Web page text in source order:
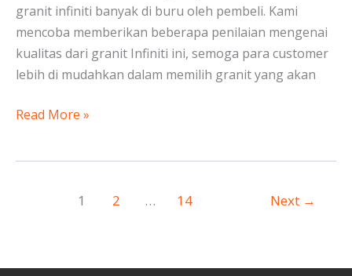
granit infiniti banyak di buru oleh pembeli. Kami
mencoba memberikan beberapa penilaian mengenai
kualitas dari granit Infiniti ini, semoga para customer
lebih di mudahkan dalam memilih granit yang akan
Read More »
1 2 … 14 Next →